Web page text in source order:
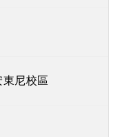
尼校區